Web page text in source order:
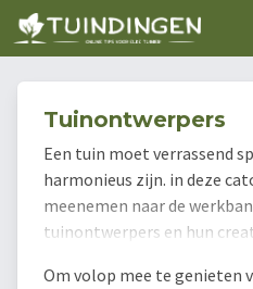
Tuinontwerpers
Een tuin moet verrassend
harmonieus zijn. in deze
meenemen naar de
tuinontwerpers en hun
Om volop mee te genieten